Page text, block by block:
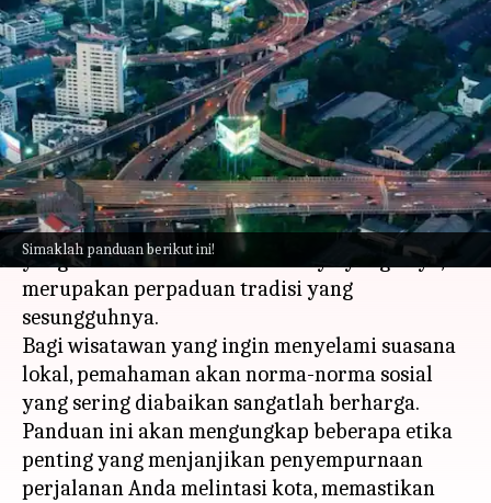
Simaklah panduan berikut ini!
Etiket Yang Harus
Dipraktikkan Saat Berada Di
Bangkok
menulis Handoko Apr 04, 2024 11:35 am
Apa ceritanya
Bangkok, kota yang ramai dengan jalan-jalan
yang ramai dan nilai-nilai budaya yang kaya,
merupakan perpaduan tradisi yang
sesungguhnya.
Bagi wisatawan yang ingin menyelami suasana
lokal, pemahaman akan norma-norma sosial
yang sering diabaikan sangatlah berharga.
Panduan ini akan mengungkap beberapa etika
penting yang menjanjikan penyempurnaan
perjalanan Anda melintasi kota, memastikan